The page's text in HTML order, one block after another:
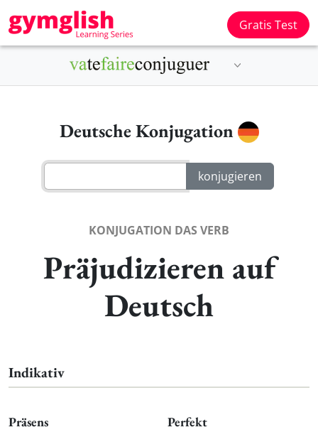
Gratis Test
Deutsche Konjugation
KONJUGATION DAS VERB
Präjudizieren auf
Deutsch
Indikativ
Präsens Perfekt